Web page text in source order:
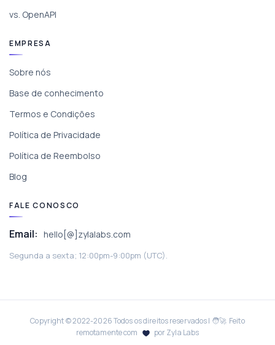
vs. OpenAPI
EMPRESA
Sobre nós
Base de conhecimento
Termos e Condições
Política de Privacidade
Política de Reembolso
Blog
FALE CONOSCO
Email: hello[@]zylalabs.com
Segunda a sexta; 12:00pm-9:00pm (UTC).
Copyright © 2022-2026Todos os direitos reservados | 🧑‍🚀 Feito
remotamente com
por Zyla Labs